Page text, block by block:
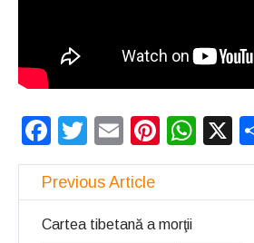
Facebook
Twitter
Email X
Previous Article
Cartea tibetană a morţii